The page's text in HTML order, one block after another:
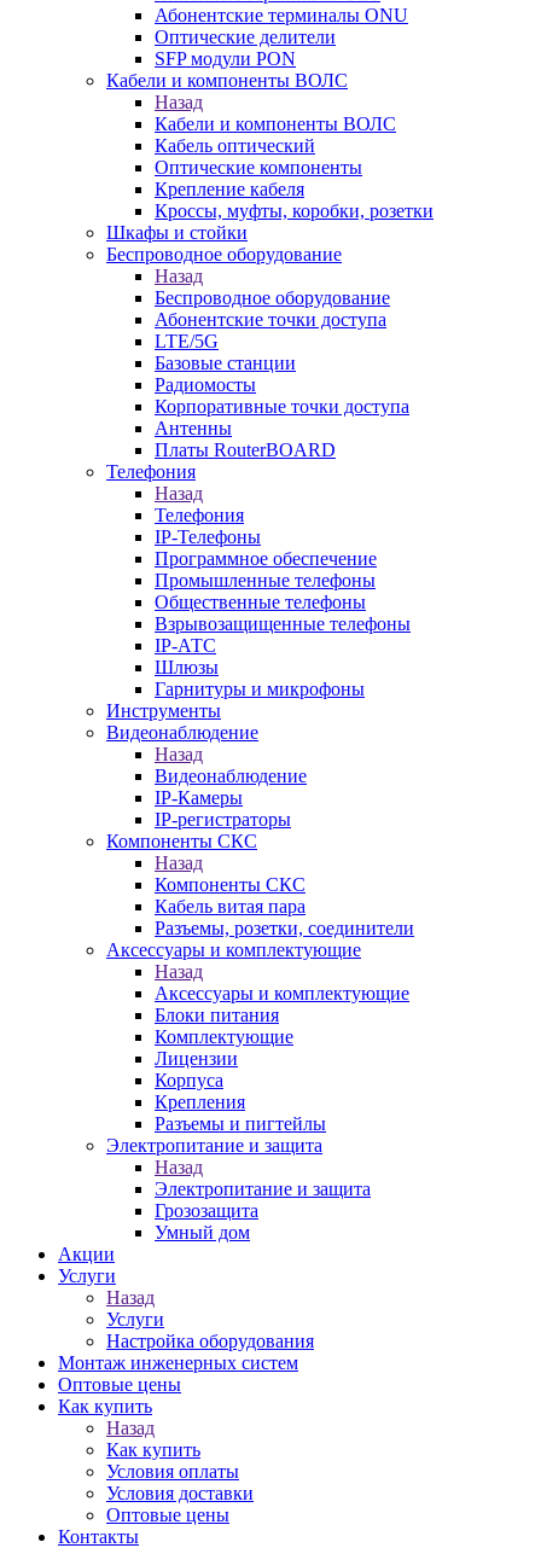
Абонентские терминалы ONU
Оптические делители
SFP модули PON
Кабели и компоненты ВОЛС
Назад
Кабели и компоненты ВОЛС
Кабель оптический
Оптические компоненты
Крепление кабеля
Кроссы, муфты, коробки, розетки
Шкафы и стойки
Беспроводное оборудование
Назад
Беспроводное оборудование
Абонентские точки доступа
LTE/5G
Базовые станции
Радиомосты
Корпоративные точки доступа
Антенны
Платы RouterBOARD
Телефония
Назад
Телефония
IP-Телефоны
Программное обеспечение
Промышленные телефоны
Общественные телефоны
Взрывозащищенные телефоны
IP-АТС
Шлюзы
Гарнитуры и микрофоны
Инструменты
Видеонаблюдение
Назад
Видеонаблюдение
IP-Камеры
IP-регистраторы
Компоненты СКС
Назад
Компоненты СКС
Кабель витая пара
Разъемы, розетки, соединители
Аксессуары и комплектующие
Назад
Аксессуары и комплектующие
Блоки питания
Комплектующие
Лицензии
Корпуса
Крепления
Разъемы и пигтейлы
Электропитание и защита
Назад
Электропитание и защита
Грозозащита
Умный дом
Акции
Услуги
Назад
Услуги
Настройка оборудования
Монтаж инженерных систем
Оптовые цены
Как купить
Назад
Как купить
Условия оплаты
Условия доставки
Оптовые цены
Контакты